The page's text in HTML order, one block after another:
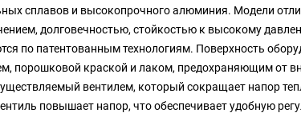
сплавов и высокопрочного алюминия. Модели
долговечностью, стойкостью к высокому
по патентованным технологиям. Поверхность
порошковой краской и лаком, предохраняющим от
вентилем, который сокращает напор
повышает напор, что обеспечивает удобную